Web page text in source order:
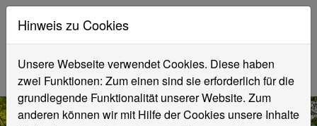
Hinweis zu Cookies
Unsere Webseite verwendet Cookies. Diese haben
zwei Funktionen: Zum einen sind sie erforderlich für die
grundlegende Funktionalität unserer Website. Zum
anderen können wir mit Hilfe der Cookies unsere Inhalte